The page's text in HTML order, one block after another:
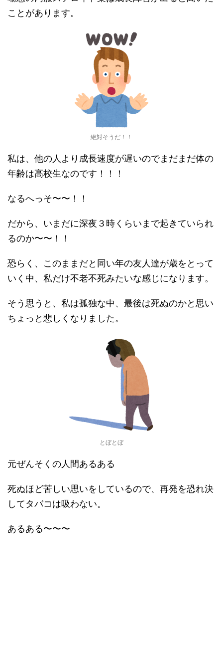
ことがあります。
絶対そうだ！！
私は、他の人より成長速度が遅いのでまだまだ体の
年齢は高校生なのです！！！
なるへっそ〜〜！！
だから、いまだに深夜３時くらいまで起きていられ
るのか〜〜！！
恐らく、このままだと同い年の友人達が歳をとって
いく中、私だけ不老不死みたいな感じになります。
そう思うと、私は孤独な中、最後は死ぬのかと思い
ちょっと悲しくなりました。
とぼとぼ
元ぜんそくの人間あるある
死ぬほど苦しい思いをしているので、再発を恐れ決
してタバコは吸わない。
あるある〜〜〜